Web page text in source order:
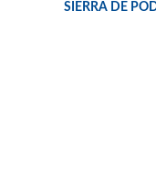
SIERRA DE